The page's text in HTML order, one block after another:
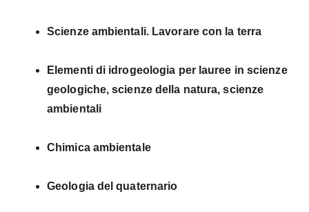
Scienze ambientali. Lavorare con la terra
Elementi di idrogeologia per lauree in scienze
geologiche, scienze della natura, scienze
ambientali
Chimica ambientale
Geologia del quaternario